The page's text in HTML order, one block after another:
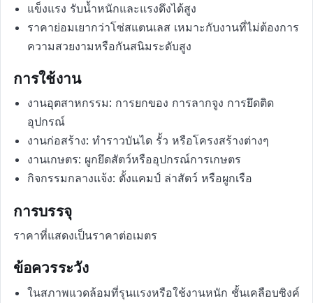
แข็งแรง รับน้ำหนักและแรงดึงได้สูง
ราคาย่อมเยากว่าโซ่สแตนเลส เหมาะกับงานที่ไม่ต้องการ
ความสวยงามหรือกันสนิมระดับสูง
การใช้งาน
งานอุตสาหกรรม: การยกของ การลากจูง การยึดติด
อุปกรณ์
งานก่อสร้าง: ทำราวบันได รั้ว หรือโครงสร้างต่างๆ
งานเกษตร: ผูกยึดสัตว์หรืออุปกรณ์การเกษตร
กิจกรรมกลางแจ้ง: ตั้งแคมป์ ล่าสัตว์ หรือผูกเรือ
การบรรจุ
ราคาที่แสดงเป็นราคาต่อเมตร
ข้อควรระวัง
ในสภาพแวดล้อมที่รุนแรงหรือใช้งานหนัก ชั้นเคลือบซิงค์